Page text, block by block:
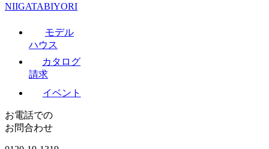
NIIGATABIYORI
モデル
ハウス
カタログ
請求
イベント
お電話での
お問合わせ